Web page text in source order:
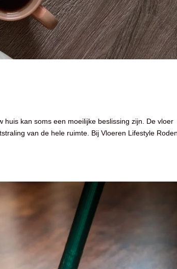
kan soms een moeilijke beslissing zijn. De vloer
van de hele ruimte. Bij Vloeren Lifestyle